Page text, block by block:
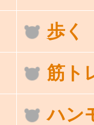
歩く
筋ト
ハン